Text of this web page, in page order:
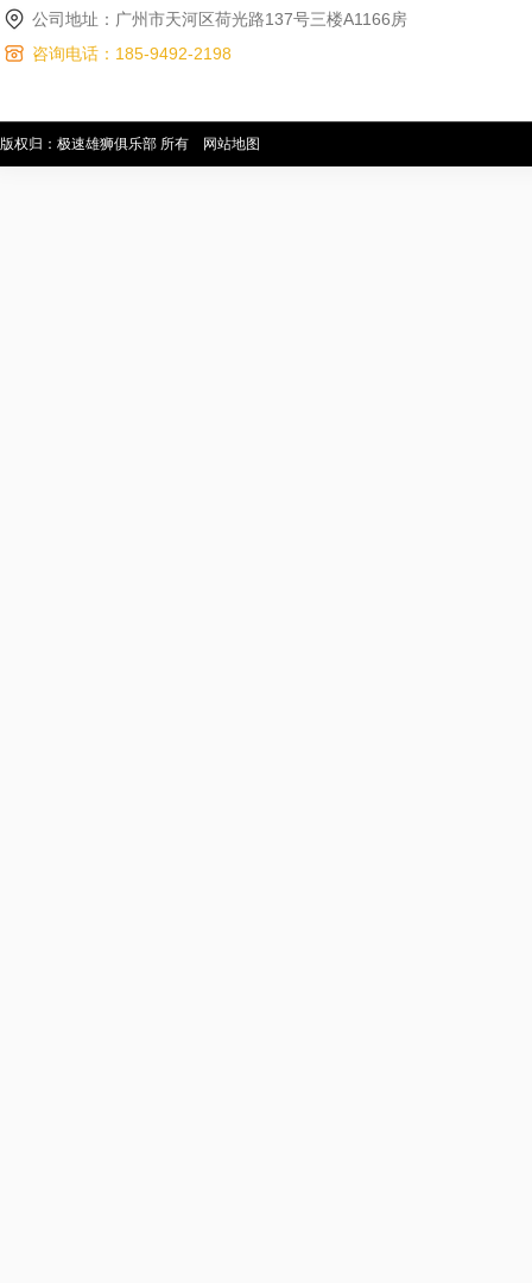
公司地址：广州市天河区荷光路137号三楼A1166房
咨询电话：185-9492-2198
版权归：极速雄狮俱乐部 所有 网站地图